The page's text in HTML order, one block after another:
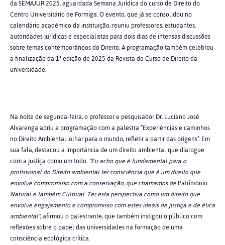
da SEMAJUR 2025, aguardada Semana Jurídica do curso de Direito do
Centro Universitário de Formiga. O evento, que já se consolidou no
calendário acadêmico da instituição, reuniu professores, estudantes,
autoridades jurídicas e especialistas para dois dias de intensas discussões
sobre temas contemporâneos do Direito. A programação também celebrou
a finalização da 1ª edição de 2025 da Revista do Curso de Direito da
universidade.
Na noite de segunda-feira, o professor e pesquisador Dr. Luciano José
Alvarenga abriu a programação com a palestra “Experiências e caminhos
no Direito Ambiental: olhar para o mundo, refletir a partir das origens”. Em
sua fala, destacou a importância de um direito ambiental que dialogue
com a justiça como um todo: “Eu acho que é fundamental para o
profissional do Direito ambiental ter consciência que é um direito que
envolve compromisso com a conservação, que chamamos dePatrimônio
Natural e também Cultural. Ter esta perspectiva como um direito que
envolve engajamento e compromisso com estes ideais de justiça e de ética
ambiental”, afirmou o palestrante, que também instigou o público com
reflexões sobre o papel das universidades na formação de uma
consciência ecológica crítica.